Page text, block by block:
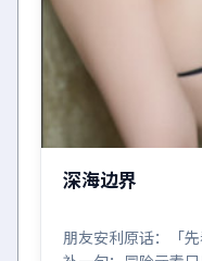
深海边界
朋友安利原话：「